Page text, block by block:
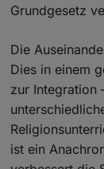
Grundgesetz
Die
Dies in einem
zur Integration
ist ein